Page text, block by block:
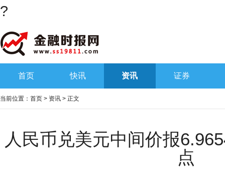
?
首页 快讯 资讯 证券
当前位置： 首页 > 资讯 > 正文
人民币兑美元中间价报
点